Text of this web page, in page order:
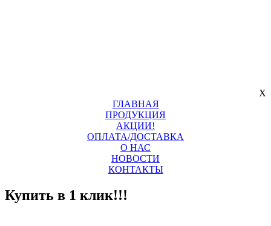
X
ГЛАВНАЯ
ПРОДУКЦИЯ
АКЦИИ!
ОПЛАТА/ДОСТАВКА
О НАС
НОВОСТИ
КОНТАКТЫ
Купить в 1 клик!!!